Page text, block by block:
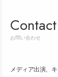
Contact
お問い合わせ
メディア出演、